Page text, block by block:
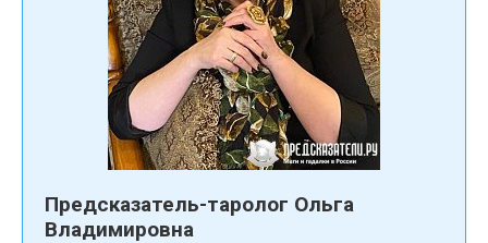
значит не сделаете что-то не так в своей жизни, что может
разрушить её гармоничное течение. Выбирайте
специалиста на нашем сайте, основываясь наотзывах
благодарных клиентов, а также в соответствии с вашими
предпочтениями, чтобы процесс гадания принёс вам
удовольствие от общения с гадалкой, магом, колдуном.
Предсказатель-таролог Ольга
Владимировна